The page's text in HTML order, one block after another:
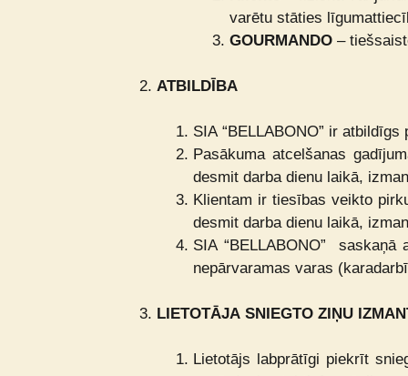
varētu stāties
GOURMANDO–
ATBILDĪBA
SIA “BELLABONO” ir
Pasākuma atcelšanas
desmit darba dienu laikā,
Klientam ir tiesības veikto
desmit darba dienu laikā,
SIA “BELLABONO”
saskaņā
nepārvaramas varas
LIETOTĀJA SNIEGTO ZIŅU
Lietotājs labprātīgi piekrīt